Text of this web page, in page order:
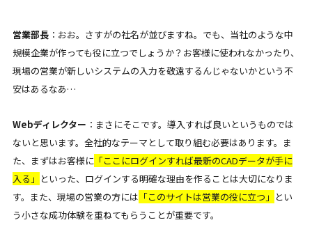
営業部長 ：おお。さすがの社名が並びますね。でも、当社のような中
規模企業が作っても役に立つでしょうか？お客様に使われなかったり、
現場の営業が新しいシステムの入力を敬遠するんじゃないかという不
安はあるなあ…
Webディレクター ：まさにそこです。導入すれば良いというものでは
ないと思います。全社的なテーマとして取り組む必要はあります。ま
た、まずはお客様に 「ここにログインすれば最新のCADデータが手に
入る」 といった、 ログインする明確な理由を作ることは大切になりま
す。また、現場の営業の方には 「このサイトは営業の役に立つ」 とい
う小さな成功体験を重ねてもらうことが重要です。